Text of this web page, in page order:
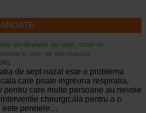
de deviatie de sept: cand se
si cum se efectueaza
de sept nazal este o problema
care poate ingreuna respiratia,
pentru care multe persoane au nevoie
chirurgicala pentru a o
este peretele…